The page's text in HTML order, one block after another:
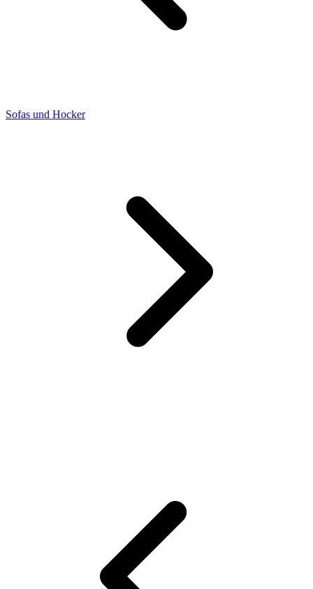
Sofas und Hocker